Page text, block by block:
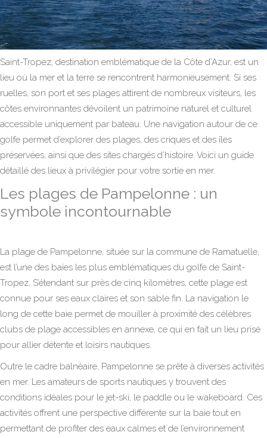
Saint-Tropez, destination emblématique de la Côte d’Azur, est un
lieu où la mer et la terre se rencontrent harmonieusement. Si ses
ruelles, son port et ses plages attirent de nombreux visiteurs, les
côtes environnantes dévoilent un patrimoine naturel et culturel
accessible uniquement par bateau. Une navigation autour de ce
golfe permet d’explorer des plages, des criques et des îles
préservées, ainsi que des sites chargés d’histoire. Voici un guide
détaillé des lieux à privilégier pour votre sortie en mer.
Les plages de Pampelonne : un
symbole incontournable
La plage de Pampelonne, située sur la commune de Ramatuelle,
est l’une des baies les plus emblématiques du golfe de Saint-
Tropez. S’étendant sur près de cinq kilomètres, cette plage est
connue pour ses eaux claires et son sable fin. La navigation le
long de cette baie permet de mouiller à proximité des célèbres
clubs de plage accessibles en annexe, ce qui en fait un lieu prisé
pour allier détente et loisirs nautiques.
Outre le cadre balnéaire, Pampelonne se prête à diverses activités
en mer. Les amateurs de sports nautiques y trouvent des
conditions idéales pour le jet-ski, le paddle ou le wakeboard. Ces
activités offrent une perspective différente sur la baie tout en
permettant de profiter des eaux calmes et de l’environnement